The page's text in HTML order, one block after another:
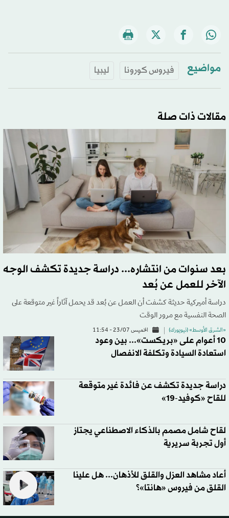
مواضيع فيروس كورونا ليبيا
مقالات ذات صلة
بعد سنوات من انتشاره... دراسة جديدة تكشف الوجه
الآخر للعمل عن بُعد
دراسة أميركية حديثة كشفت أن العمل عن بُعد قد يحمل آثاراً غير متوقعة على
الصحة النفسية مع مرور الوقت
«الشرق الأوسط» (نيويورك) الخميس 23/07 - 11:54
10 أعوام على «بريكست»... بين وعود
استعادة السيادة وتكلفة الانفصال
دراسة جديدة تكشف عن فائدة غير متوقعة
للقاح «كوفيد-19»
لقاح شامل مصمم بالذكاء الاصطناعي يجتاز
أول تجربة سريرية
أعاد مشاهد العزل والقلق للأذهان... هل علينا
القلق من فيروس «هانتا»؟